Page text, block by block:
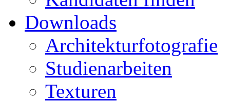
Downloads
Architekturfotografie
Studienarbeiten
Texturen